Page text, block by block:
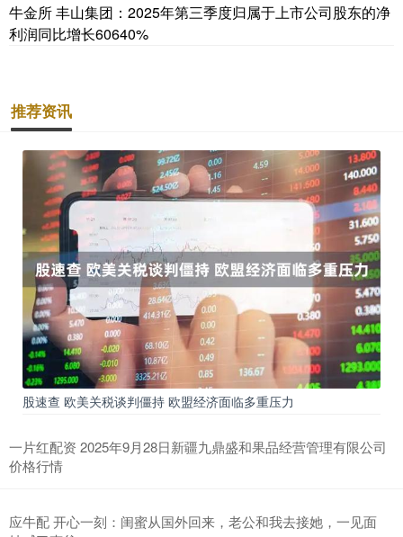
牛金所 丰山集团：2025年第三季度归属于上市公司股东的净
利润同比增长60640%
推荐资讯
股速查 欧美关税谈判僵持 欧盟经济面临多重压力
一片红配资 2025年9月28日新疆九鼎盛和果品经营管理有限公司
价格行情
应牛配 开心一刻：闺蜜从国外回来，老公和我去接她，一见面